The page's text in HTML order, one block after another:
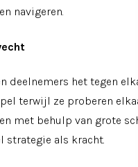
navigeren.
deelnemers het tegen
terwijl ze proberen
met behulp van grote
strategie als kracht.